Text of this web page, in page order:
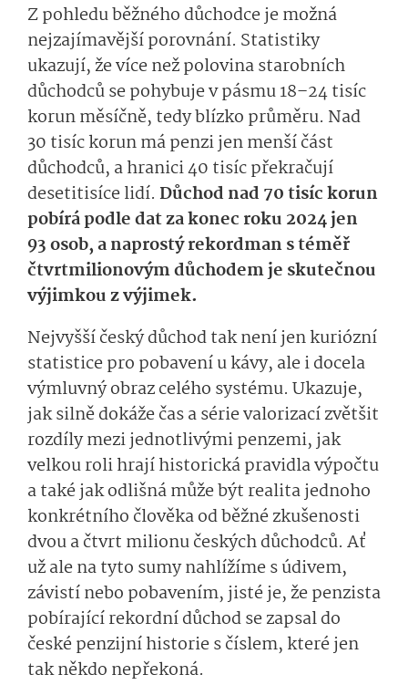
Z pohledu běžného důchodce je možná
nejzajímavější porovnání. Statistiky
ukazují, že více než polovina starobních
důchodců se pohybuje v pásmu 18–24 tisíc
korun měsíčně, tedy blízko průměru. Nad
30 tisíc korun má penzi jen menší část
důchodců, a hranici 40 tisíc překračují
desetitisíce lidí. Důchod nad 70 tisíc korun
pobírá podle dat za konec roku 2024 jen
93 osob, a naprostý rekordman s téměř
čtvrtmilionovým důchodem je skutečnou
výjimkou z výjimek.
Nejvyšší český důchod tak není jen kuriózní
statistice pro pobavení u kávy, ale i docela
výmluvný obraz celého systému. Ukazuje,
jak silně dokáže čas a série valorizací zvětšit
rozdíly mezi jednotlivými penzemi, jak
velkou roli hrají historická pravidla výpočtu
a také jak odlišná může být realita jednoho
konkrétního člověka od běžné zkušenosti
dvou a čtvrt milionu českých důchodců. Ať
už ale na tyto sumy nahlížíme s údivem,
závistí nebo pobavením, jisté je, že penzista
pobírající rekordní důchod se zapsal do
české penzijní historie s číslem, které jen
tak někdo nepřekoná.